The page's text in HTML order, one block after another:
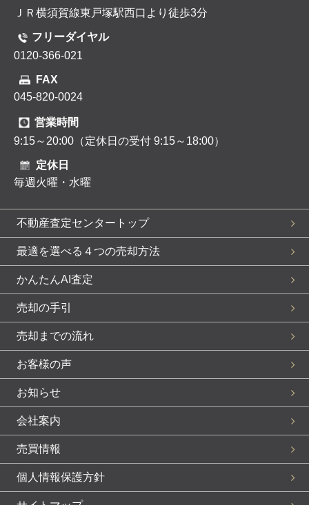
ＪＲ横須賀線東戸塚駅西口より徒歩3分
フリーダイヤル
0120-366-021
FAX
045-820-0024
営業時間
9:15～20:00（定休日の受付 9:15～18:00）
定休日
毎週火曜・水曜
不動産査定センタートップ
最適を選べる４つの売却方法
かんたんAI査定
売却の手引
売却までの流れ
お客様の声
お知らせ
会社案内
売買情報
個人情報保護方針